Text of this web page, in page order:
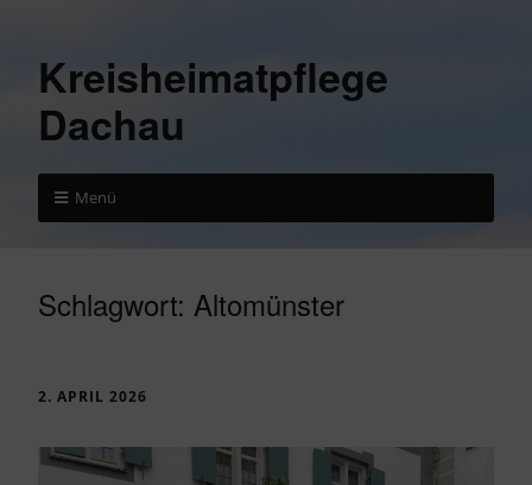
Kreisheimatpflege
Dachau
Menü
Schlagwort: Altomünster
2. APRIL 2026